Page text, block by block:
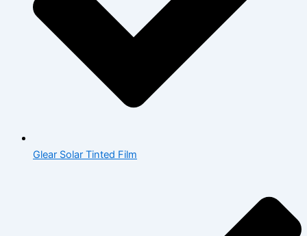
Glear Solar Tinted Film